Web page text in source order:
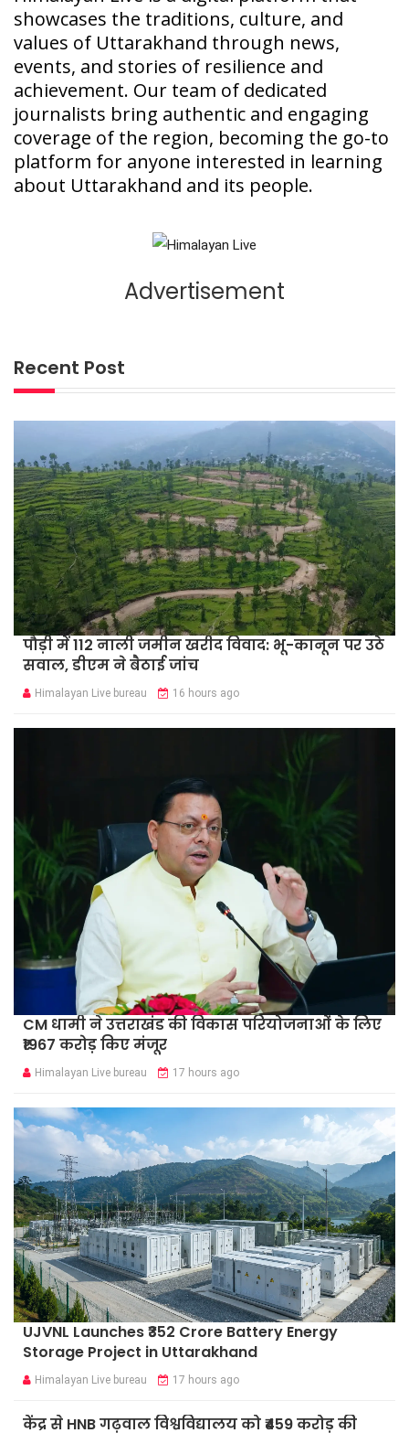
showcases the traditions, culture, and
values of Uttarakhand through news,
events, and stories of resilience and
achievement. Our team of dedicated
journalists bring authentic and engaging
coverage of the region, becoming the go-to
platform for anyone interested in learning
about Uttarakhand and its people.
Advertisement
Recent Post
पौड़ी में 112 नाली जमीन खरीद विवाद: भू-कानून पर उठे
सवाल, डीएम ने बैठाई जांच
Himalayan Live bureau 16 hours ago
CM धामी ने उत्तराखंड की विकास परियोजनाओं के लिए
₹1967 करोड़ किए मंजूर
Himalayan Live bureau 17 hours ago
UJVNL Launches ₹352 Crore Battery Energy
Storage Project in Uttarakhand
Himalayan Live bureau 17 hours ago
केंद्र से HNB गढ़वाल विश्वविद्यालय को ₹459 करोड़ की